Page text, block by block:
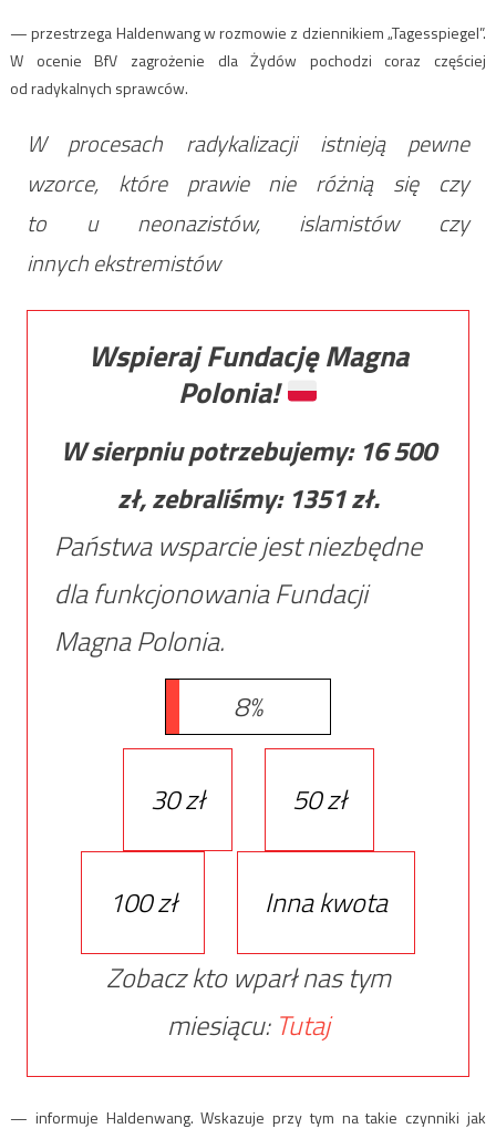
— przestrzega Haldenwang w rozmowie z dziennikiem „Tagesspiegel”.
W ocenie BfV zagrożenie dla Żydów pochodzi coraz częściej
od radykalnych sprawców.
W procesach radykalizacji istnieją pewne
wzorce, które prawie nie różnią się czy
to u neonazistów, islamistów czy
innych ekstremistów
Wspieraj Fundację Magna
Polonia!
W sierpniu potrzebujemy: 16 500
zł, zebraliśmy: 1351zł.
Państwa wsparcie jest niezbędne
dla funkcjonowania Fundacji
Magna Polonia.
8%
30 zł 50 zł
100 zł
Inna kwota
Zobacz kto wparł nas tym
miesiącu: Tutaj
— informuje Haldenwang. Wskazuje przy tym na takie czynniki jak